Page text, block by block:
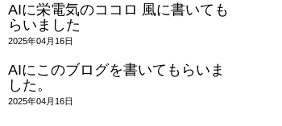
AIに栄電気のココロ 風に書いても
らいました
2025年04月16日
AIにこのブログを書いてもらいま
した。
2025年04月16日